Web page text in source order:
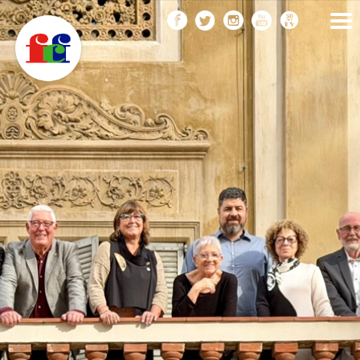
Vés
al
FEDERACIÓ CATALANA
DE FOTOGRAFIA
F
C
F